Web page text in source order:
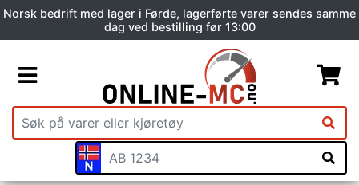
Norsk bedrift med lager i Førde, lagerførte varer sendes samme
dag ved bestilling før 13:00